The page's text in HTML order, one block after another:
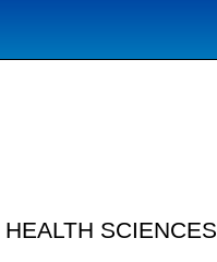
SCIENCES